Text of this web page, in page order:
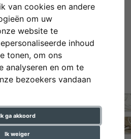
van cookies en andere
om uw
website te
inhoud
tonen, om ons
analyseren en om te
bezoekers vandaan
ga akkoord
Ik weiger